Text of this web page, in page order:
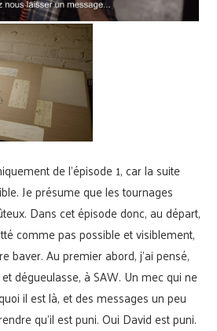
de l’épisode 1, car la suite
Je présume que les tournages
Dans cet épisode donc, au départ,
comme pas possible et visiblement,
baver. Au premier abord, j’ai pensé,
dégueulasse, à SAW. Un mec qui ne
il est là, et des messages un peu
qu’il est puni. Oui David est puni.